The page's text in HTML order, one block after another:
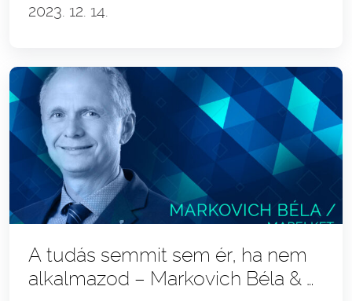
2023. 12. 14.
A tudás semmit sem ér, ha nem
alkalmazod – Markovich Béla & a